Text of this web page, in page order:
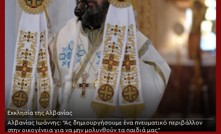
Εκκλησία της Αλβανίας
Αλβανίας Ιωάννης: “Ας δημιουργήσουμε ένα πνευματικό περιβάλλον
στην οικογένεια για να μην μολυνθούν τα παιδιά μας”